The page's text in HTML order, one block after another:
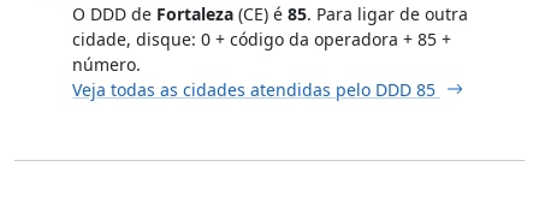
O DDD de Fortaleza (CE) é 85. Para ligar de outra
cidade, disque: 0 + código da operadora + 85 +
número.
Veja todas as cidades atendidas pelo DDD 85